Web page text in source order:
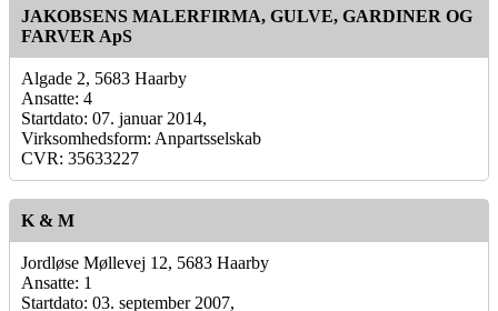
JAKOBSENS MALERFIRMA, GULVE, GARDINER OG
FARVER ApS
Algade 2, 5683 Haarby
Ansatte: 4
Startdato: 07. januar 2014,
Virksomhedsform: Anpartsselskab
CVR: 35633227
K & M
Jordløse Møllevej 12, 5683 Haarby
Ansatte: 1
Startdato: 03. september 2007,